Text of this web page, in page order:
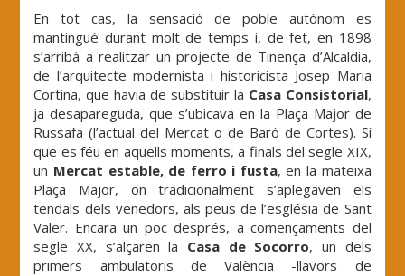
En tot cas, la sensació de poble autònom es
mantingué durant molt de temps i, de fet, en 1898
s’arribà a realitzar un projecte de Tinença d’Alcaldia,
de l’arquitecte modernista i historicista Josep Maria
Cortina, que havia de substituir la Casa Consistorial,
ja desapareguda, que s’ubicava en la Plaça Major de
Russafa (l’actual del Mercat o de Baró de Cortes). Sí
que es féu en aquells moments, a finals del segle XIX,
un Mercat estable, de ferro i fusta, en la mateixa
Plaça Major, on tradicionalment s’aplegaven els
tendals dels venedors, als peus de l’església de Sant
Valer. Encara un poc després, a començaments del
segle XX, s’alçaren la Casa de Socorro, un dels
primers ambulatoris de València -llavors de